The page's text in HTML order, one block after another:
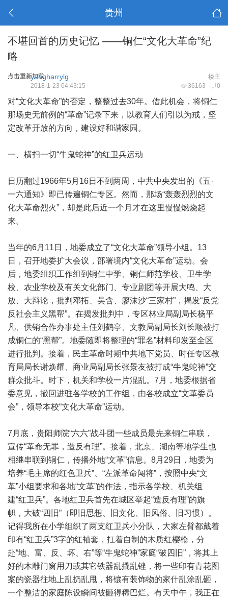
贵州
不堪回首的历史记忆 ——铜仁“文化大革命”纪
略
点击重新加载 楼主
yangharrylg
36163 0
2018-1-23 04:43:15
对“文化大革命”的否定，整整过去30年。借此机会，将铜仁
那场史无前例的“革命”记录下来，以教育人们引以为戒，坚
定改革开放的方向，建设好和谐家园。
一、横扫一切“牛鬼蛇神”的红卫兵运动
日历翻过1966年5月16日不到两周，中共中央发出的《五·
一六通知》即已传遍铜仁专区。然而，那场“轰轰烈烈的文
化大革命烈火”，却是此后近一个月才在这里慢慢燃烧起
来。
当年的6月11日，地委成立了“文化大革命”领导小组。13
日，召开地委扩大会议，部署境内“文化大革命”运动。会
后，地委组织工作组到铜仁中学、铜仁师范学校、卫生学
校、农业学校及有关文化部门、专业剧团等开展大鸣、大
放、大辩论，批判邓拓、吴含、廖沫沙“三家村”，揭发“反党
反社会主义黑帮”。在揭发批判中，专区林业局副局长杨平
凡、供销合作办事处主任刘鹤亭、文教局副局长刘长顺被打
成铜仁的“黑帮”。地委随即将整理的“罪名”材料印发至全区
进行批判。接着，民主革命时期中共地下党员、时任专区教
育局局长谢焕耀、商业局副局长张景友被打成“牛鬼蛇神”交
群众批斗。时下，机关和学校一片混乱。7月，地委根据省
委意见，撤回进驻各学校的工作组，由各校成立“文革委员
会”，领导本校“文化大革命”运动。
7月底，贵阳师院“六六”战斗团一些成员最先来铜仁串联，
宣传“革命无罪，造反有理”。接着，北京、湖南等地学生也
相继串联到铜仁，传播外地“文革”信息。8月29日，地委为
培养“毛主席的红色卫兵”、“左派革命闯将”，按照中央“文
革”小组要求和各地“文革”的作法，指示各学校、机关组
建“红卫兵”。各地红卫兵首先在城区举起“造反有理”的旗
帜，大破“四旧”（即旧思想、旧文化、旧风俗、旧习惯）。
记得我所在小学组织了两支红卫兵小分队，大家左臂都戴着
印有“红卫兵”3字的红袖套，扛着自制的木质红樱枪，分
赴“地、富、反、坏、右”等“牛鬼蛇神”家庭“破四旧”，将其上
好的木雕门窗用刀或其它铁器乱撬乱锉，将一些印有青花图
案的瓷器往地上乱扔乱甩，将镶有装饰物的家什乱涂乱砸，
一个整洁的家庭陈设瞬间被砸得稀巴烂。有天中午，我正在